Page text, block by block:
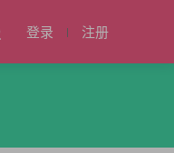
登录 注册